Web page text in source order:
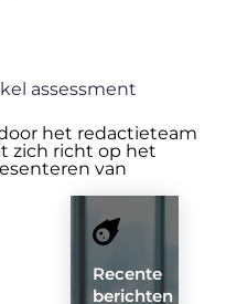
assessment
het redactieteam
zich richt op het
van
Recente
berichten